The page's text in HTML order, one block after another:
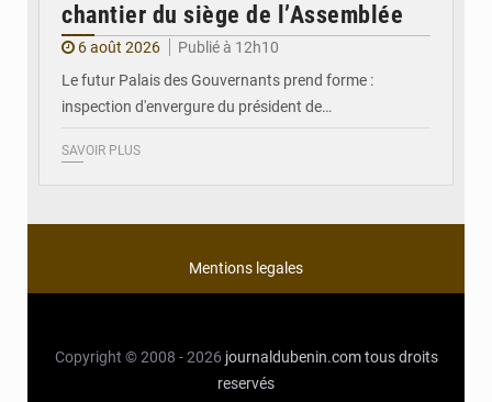
chantier du siège de l’Assemblée
6 août 2026
Publié à 12h10
Le futur Palais des Gouvernants prend forme :
inspection d'envergure du président de…
SAVOIR PLUS
Mentions legales
Copyright © 2008 - 2026 journaldubenin.com tous droits
reservés